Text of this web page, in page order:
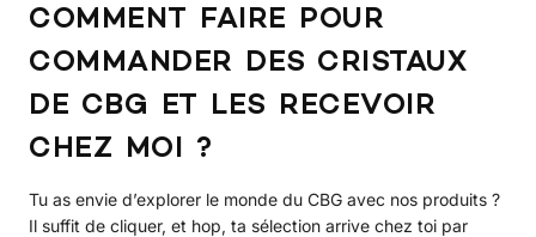
COMMENT FAIRE POUR
COMMANDER DES CRISTAUX
DE CBG ET LES RECEVOIR
CHEZ MOI ?
Tu as envie d’explorer le monde du CBG avec nos produits ?
Il suffit de cliquer, et hop, ta sélection arrive chez toi par